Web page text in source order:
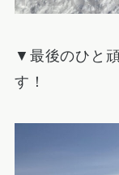
▼最後のひと
す！